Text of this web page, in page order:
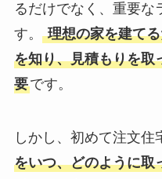
るだけでなく、重要な
す。 理想の家を建て
を知り、見積もりを取
要です。
しかし、初めて注文住
をいつ、どのように取